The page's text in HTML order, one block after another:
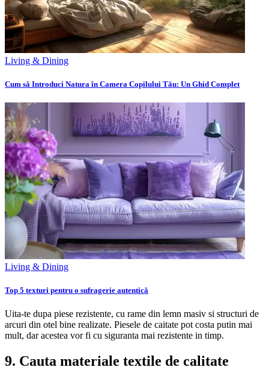
Living & Dining
Cum să Introduci Natura în Camera Copilului Tău: Un Ghid Complet
Living & Dining
Top 5 texturi pentru o sufragerie autentică
Uita-te dupa piese rezistente, cu rame din lemn masiv si structuri de
arcuri din otel bine realizate. Piesele de caitate pot costa putin mai
mult, dar acestea vor fi cu siguranta mai rezistente in timp.
9. Cauta materiale textile de calitate